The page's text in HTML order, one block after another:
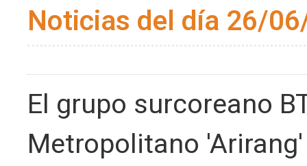
Noticias del día 26/
El grupo surcoreano
Metropolitano 'Arirang'